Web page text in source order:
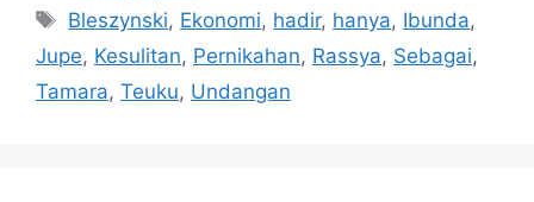
Tag
Bleszynski, Ekonomi, hadir, hanya, Ibunda,
Jupe, Kesulitan, Pernikahan, Rassya, Sebagai,
Tamara, Teuku, Undangan